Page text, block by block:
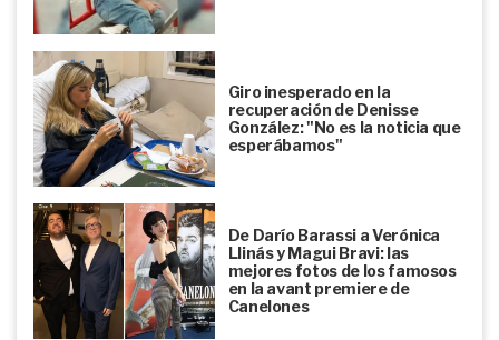
Giro inesperado en la
recuperación de Denisse
González: "No es la noticia que
esperábamos"
De Darío Barassi a Verónica
Llinás y Magui Bravi: las
mejores fotos de los famosos
en la avant premiere de
Canelones